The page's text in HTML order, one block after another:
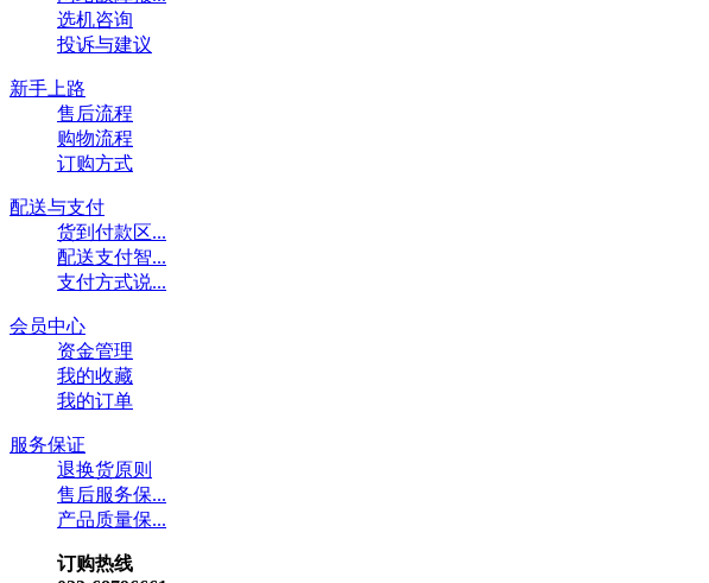
选机咨询
投诉与建议
新手上路
售后流程
购物流程
订购方式
配送与支付
货到付款区...
配送支付智...
支付方式说...
会员中心
资金管理
我的收藏
我的订单
服务保证
退换货原则
售后服务保...
产品质量保...
订购热线